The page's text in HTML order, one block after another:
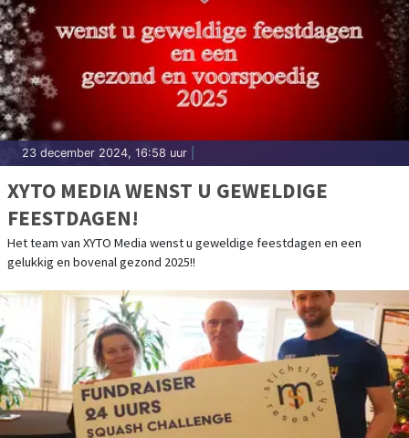
23 december 2024, 16:58 uur
XYTO MEDIA WENST U GEWELDIGE
FEESTDAGEN!
Het team van XYTO Media wenst u geweldige feestdagen en een
gelukkig en bovenal gezond 2025!!